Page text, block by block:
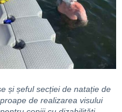
și șeful secției de natație de
de realizarea visului